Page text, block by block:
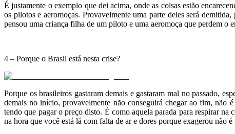
É justamente o exemplo que dei acima, onde as coisas estão
os pilotos e aeromoças. Provavelmente uma parte deles será
pensou uma criança filha de um piloto e uma aeromoça que perdem o
4 – Porque o Brasil está nesta crise?
Porque os brasileiros gastaram demais e gastaram mal no passado,
demais no início, provavelmente não conseguirá chegar ao fim, não
tendo que pagar o preço disto. É como aquela parada para respirar
na hora que você está lá com falta de ar e dores porque exagerou não